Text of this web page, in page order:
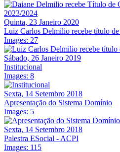
Quinta, 23 Janeiro 2020
Luiz Carlos Delmilio recebe título
Images: 27
Sábado, 26 Janeiro 2019
Institucional
Images: 8
Sexta, 14 Setembro 2018
Apresentação do Sistema Domínio
Images: 5
Sexta, 14 Setembro 2018
Palestra ESocial - ACPI
Images: 115